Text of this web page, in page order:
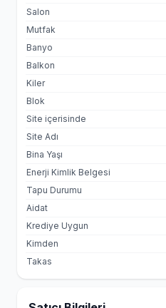
Salon
Mutfak
Banyo
Balkon
Kiler
Blok
Site içerisinde
Site Adı
Bina Yaşı
Enerji Kimlik Belgesi
Tapu Durumu
Aidat
Krediye Uygun
Kimden
Takas